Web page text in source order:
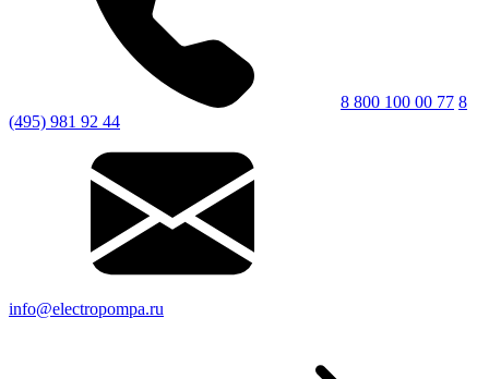
8 800 100 00 77 8
(495) 981 92 44
info@electropompa.ru